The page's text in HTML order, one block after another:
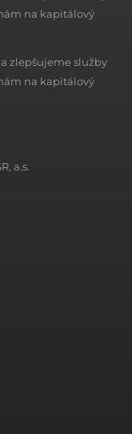
na kapitálový
a zlepšujeme služby
na kapitálový
a.s.